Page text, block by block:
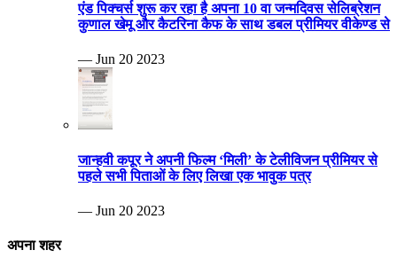
एंड पिक्चर्स शुरू कर रहा है अपना 10 वा जन्मदिवस सेलिब्रेशन
कुणाल खेमू और कैटरिना कैफ के साथ डबल प्रीमियर वीकेण्ड से
— Jun 20 2023
जान्हवी कपूर ने अपनी फिल्म ‘मिली’ के टेलीविजन प्रीमियर से
पहले सभी पिताओं के लिए लिखा एक भावुक पत्र
— Jun 20 2023
अपना शहर